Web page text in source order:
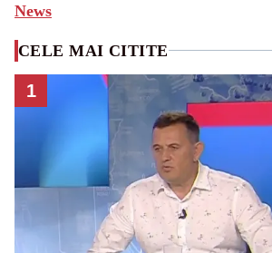
News
CELE MAI CITITE
1